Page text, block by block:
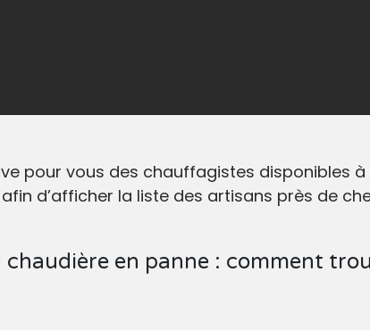
pour vous des chauffagistes disponibles à
d’afficher la liste des artisans près de
en panne : comment